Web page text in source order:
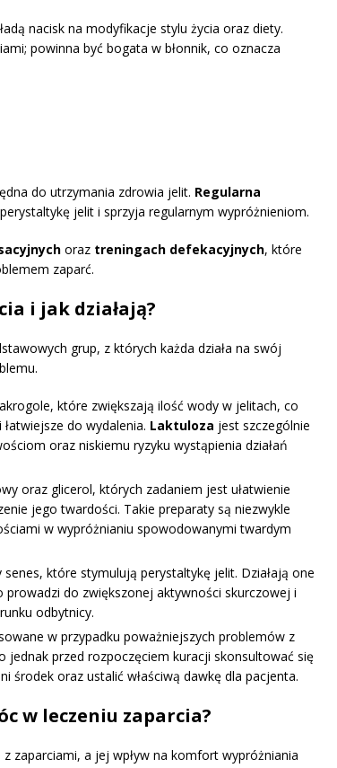
nacisk na modyfikacje stylu życia oraz diety.
powinna być bogata w błonnik, co oznacza
do utrzymania zdrowia jelit. Regularna
jelit i sprzyja regularnym wypróżnieniom.
oraz treningach defekacyjnych, które
zaparć.
i jak działają?
grup, z których każda działa na swój
które zwiększają ilość wody w jelitach, co
do wydalenia. Laktuloza jest szczególnie
oraz niskiemu ryzyku wystąpienia działań
oraz glicerol, których zadaniem jest ułatwienie
jego twardości. Takie preparaty są niezwykle
w wypróżnianiu spowodowanymi twardym
senes, które stymulują perystaltykę jelit. Działają one
do zwiększonej aktywności skurczowej i
odbytnicy.
w przypadku poważniejszych problemów z
jednak przed rozpoczęciem kuracji skonsultować się
środek oraz ustalić właściwą dawkę dla pacjenta.
w leczeniu zaparcia?
zaparciami, a jej wpływ na komfort wypróżniania